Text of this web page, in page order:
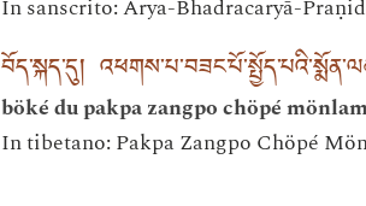
In sanscrito: Ārya-Bhadracaryā-
བོད་སྐད་དུ།
böké du pakpa zangpo chöpé
In tibetano: Pakpa Zangpo Chöpé